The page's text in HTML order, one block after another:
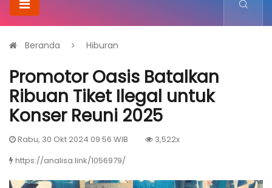
Beranda Hiburan
Promotor Oasis Batalkan
Ribuan Tiket Ilegal untuk
Konser Reuni 2025
Rabu, 30 Okt 2024 09:56 WIB
3,522x
https://analisa.link/1056979/